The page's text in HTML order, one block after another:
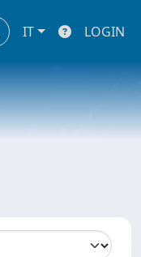
IT LOGIN